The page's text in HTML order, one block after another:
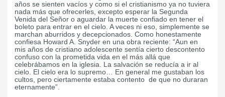
años se sienten vacíos y como si el cristianismo ya no tuviera
nada más que ofrecerles, excepto esperar la Segunda
Venida del Señor o aguardar la muerte confiado en tener el
boleto para entrar en el cielo. A veces ni eso, simplemente se
marchan aburridos y decepcionados. Como honestamente
confiesa Howard A. Snyder en una obra reciente: “Aun en
mis años de cristiano adolescente sentía cierto descontento
confuso con la prometida vida en el más allá que
celebrábamos en la iglesia. La salvación se reducía a ir al
cielo. El cielo era lo supremo… En general me gustaban los
cultos, pero ciertamente estaba contento de que no duraran
eternamente”